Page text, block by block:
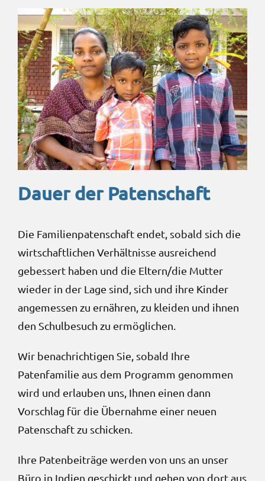
Dauer der Patenschaft
Die Familienpatenschaft endet, sobald sich die
wirtschaftlichen Verhältnisse ausreichend
gebessert haben und die Eltern/die Mutter
wieder in der Lage sind, sich und ihre Kinder
angemessen zu ernähren, zu kleiden und ihnen
den Schulbesuch zu ermöglichen.
Wir benachrichtigen Sie, sobald Ihre
Patenfamilie aus dem Programm genommen
wird und erlauben uns, Ihnen einen dann
Vorschlag für die Übernahme einer neuen
Patenschaft zu schicken.
Ihre Patenbeiträge werden von uns an unser
Büro in Indien geschickt und gehen von dort aus